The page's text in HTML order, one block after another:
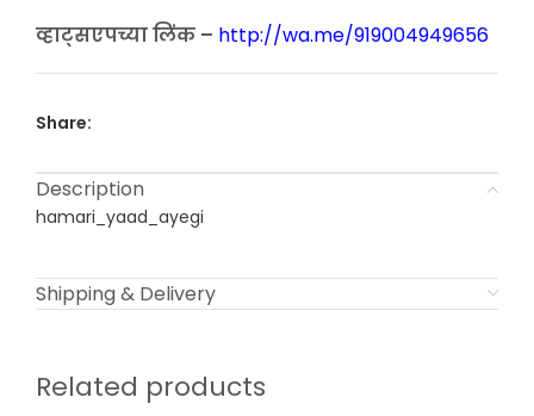
व्हाट्सएपच्या लिंक – http://wa.me/919004949656
Share:
Description
hamari_yaad_ayegi
Shipping & Delivery
Related products